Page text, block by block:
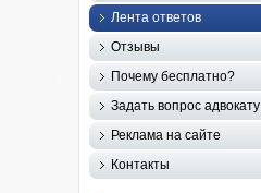
Лента ответов
Отзывы
Почему бесплатно?
Задать вопрос адвокату
Реклама на сайте
Контакты